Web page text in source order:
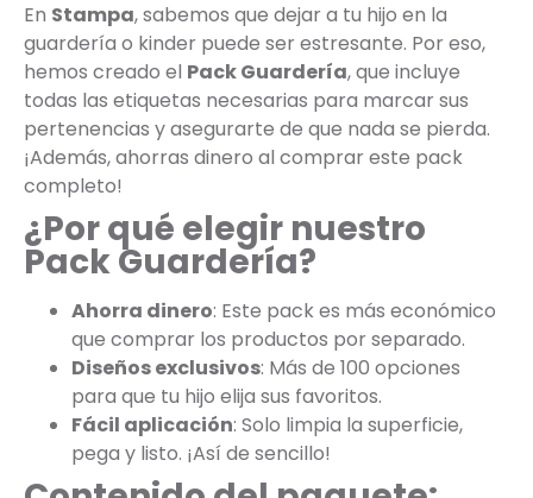
En Stampa, sabemos que dejar a tu hijo en la
guardería o kinder puede ser estresante. Por eso,
hemos creado el Pack Guardería, que incluye
todas las etiquetas necesarias para marcar sus
pertenencias y asegurarte de que nada se pierda.
¡Además, ahorras dinero al comprar este pack
completo!
¿Por qué elegir nuestro
Pack Guardería?
Ahorra dinero: Este pack es más económico
que comprar los productos por separado.
Diseños exclusivos: Más de 100 opciones
para que tu hijo elija sus favoritos.
Fácil aplicación: Solo limpia la superficie,
pega y listo. ¡Así de sencillo!